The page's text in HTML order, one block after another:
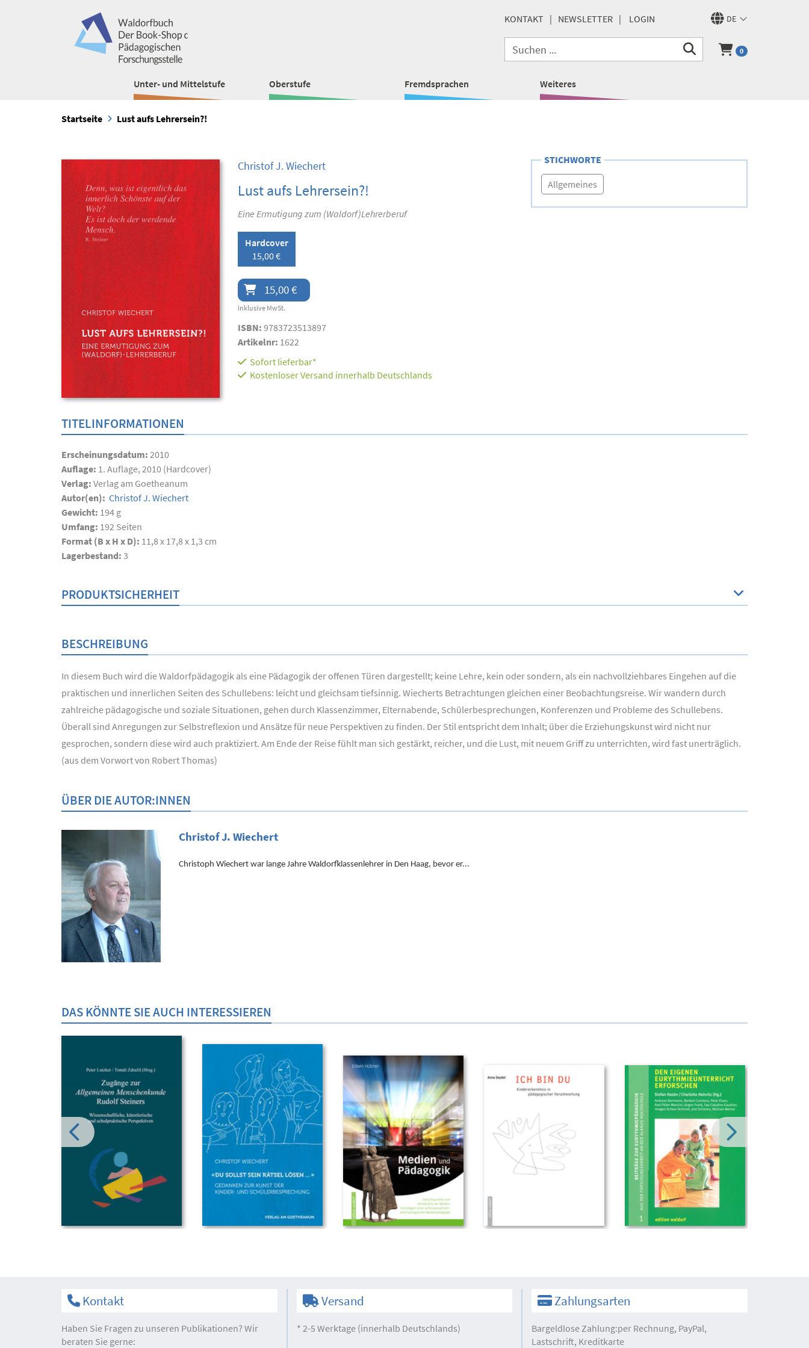
DE
KONTAKT NEWSLETTER LOGIN
0
Unter- und Mittelstufe Oberstufe Fremdsprachen Weiteres
Startseite Lust aufs Lehrersein?!
Christof J. Wiechert
Lust aufs Lehrersein?!
Eine Ermutigung zum (Waldorf)Lehrerberuf
Hardcover
15,00 €
15,00 €
inklusive MwSt.
ISBN: 9783723513897
Artikelnr: 1622
Sofort lieferbar*
Kostenloser Versand innerhalb Deutschlands
STICHWORTE
Allgemeines
TITELINFORMATIONEN
Erscheinungsdatum: 2010
Auflage: 1. Auflage, 2010 (Hardcover)
Verlag: Verlag am Goetheanum
Autor(en): Christof J. Wiechert
Gewicht: 194 g
Umfang: 192 Seiten
Format (B x H x D): 11,8 x 17,8 x 1,3 cm
Lagerbestand: 3
PRODUKTSICHERHEIT
BESCHREIBUNG
In diesem Buch wird die Waldorfpädagogik als eine Pädagogik der offenen Türen dargestellt; keine Lehre, kein odersondern, als ein nachvollziehbares Eingehen auf die
praktischen und innerlichen Seiten des Schullebens: leicht und gleichsam tiefsinnig. Wiecherts Betrachtungen gleichen einer Beobachtungsreise. Wir wandern durch
zahlreiche pädagogische und soziale Situationen, gehen durch Klassenzimmer, Elternabende, Schülerbesprechungen, Konferenzen und Probleme des Schullebens.
Überall sind Anregungen zur Selbstreflexion und Ansätze für neue Perspektiven zu finden. Der Stil entspricht dem Inhalt; über die Erziehungskunst wird nicht nur
gesprochen, sondern diese wird auch praktiziert. Am Ende der Reise fühlt man sich gestärkt, reicher, und die Lust, mit neuem Griff zu unterrichten, wird fast unerträglich.
(aus dem Vorwort von Robert Thomas)
ÜBER DIE AUTOR:INNEN
Christof J. Wiechert
Christoph Wiechert war lange Jahre Waldorfklassenlehrer in Den Haag, bevor er...
DAS KÖNNTE SIE AUCH INTERESSIEREN
Kontakt
Haben Sie Fragen zu unseren Publikationen? Wir
beraten Sie gerne:
Versand
* 2-5 Werktage (innerhalb Deutschlands)
Zahlungsarten
Bargeldlose Zahlung:per Rechnung, PayPal,
Lastschrift, Kreditkarte